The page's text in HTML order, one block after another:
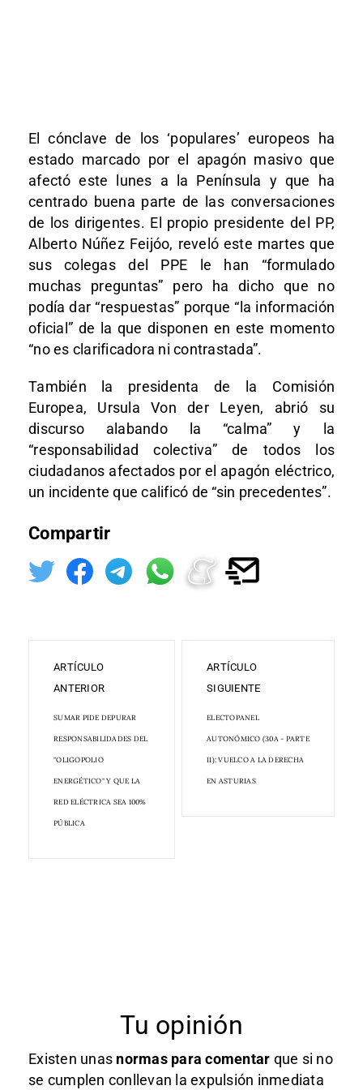
El cónclave de los ‘populares’ europeos ha
estado marcado por el apagón masivo que
afectó este lunes a la Península y que ha
centrado buena parte de las conversaciones
de los dirigentes. El propio presidente del PP,
Alberto Núñez Feijóo, reveló este martes que
sus colegas del PPE le han “formulado
muchas preguntas” pero ha dicho que no
podía dar “respuestas” porque “la información
oficial” de la que disponen en este momento
“no es clarificadora ni contrastada”.
También la presidenta de la Comisión
Europea, Ursula Von der Leyen, abrió su
discurso alabando la “calma” y la
“responsabilidad colectiva” de todos los
ciudadanos afectados por el apagón eléctrico,
un incidente que calificó de “sin precedentes”.
Compartir
ARTÍCULO
ANTERIOR
SUMAR PIDE DEPURAR
RESPONSABILIDADES DEL
"OLIGOPOLIO
ENERGÉTICO" Y QUE LA
RED ELÉCTRICA SEA 100%
PÚBLICA
ARTÍCULO
SIGUIENTE
ELECTOPANEL
AUTONÓMICO (30A - PARTE
II): VUELCO A LA DERECHA
EN ASTURIAS
Tu opinión
Existen unas normas para comentar que si no
se cumplen conllevan la expulsión inmediata